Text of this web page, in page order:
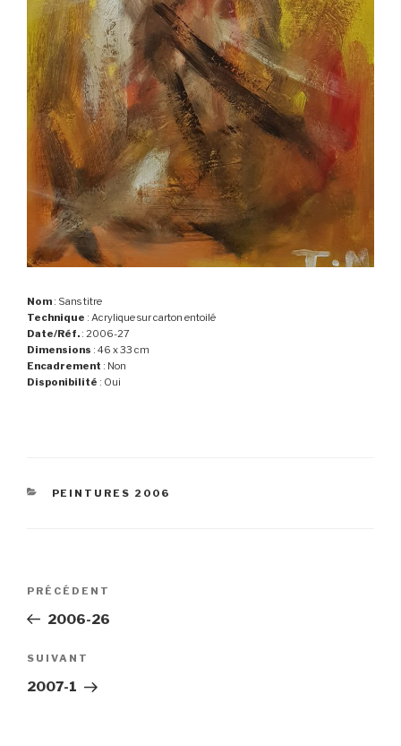
Nom : Sans titre
Technique : Acrylique sur carton entoilé
Date/Réf. : 2006-27
Dimensions : 46 x 33 cm
Encadrement : Non
Disponibilité : Oui
CATÉGORIES
PEINTURES 2006
Navigation
l’article
Article
précédent
PRÉCÉDENT
2006-26
Article
suivant
SUIVANT
2007-1